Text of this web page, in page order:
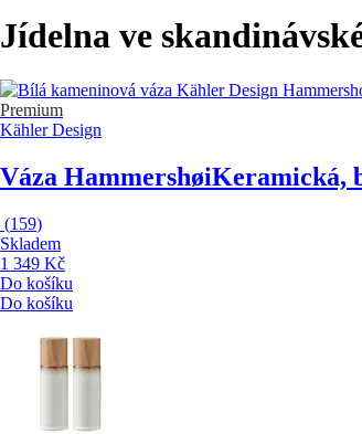
Jídelna ve
Premium
Kähler Design
Váza HammershøiKeramická,
(159)
Skladem
1 349 Kč
Do košíku
Do košíku